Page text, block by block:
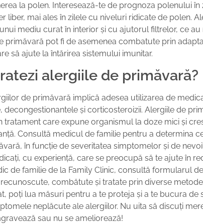
la polen. Interesează-te de prognoza polenului în
liber, mai ales în zilele cu niveluri ridicate de polen.
mediu curat în interior și cu ajutorul filtrelor, ce
primăvară pot fi de asemenea combatute prin
să ajute la întărirea sistemului imunitar.
alergiile de primăvară?
de primăvară implică adesea utilizarea de
decongestionantele și corticosteroizii. Alergiile de
tratament care expune organismul la doze mici și
Consultă medicul de familie pentru a determina
în funcție de severitatea simptomelor și de
cu experiență, care se preocupă să te ajute în
de familie de la Family Clinic, consultă formularul
combătute și tratate prin diverse
poți lua măsuri pentru a te proteja și a te bucura
neplăcute ale alergiilor. Nu uita să discuți
sau nu se ameliorează!